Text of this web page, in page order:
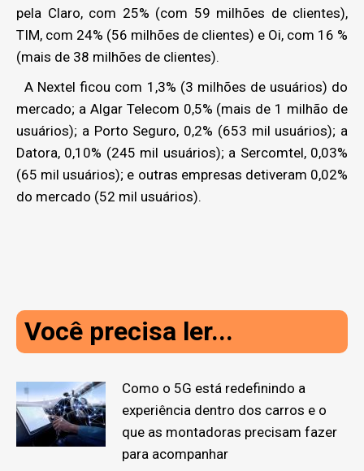
pela Claro, com 25% (com 59 milhões de clientes),
TIM, com 24% (56 milhões de clientes) e Oi, com 16 %
(mais de 38 milhões de clientes).
A Nextel ficou com 1,3% (3 milhões de usuários) do
mercado; a Algar Telecom 0,5% (mais de 1 milhão de
usuários); a Porto Seguro, 0,2% (653 mil usuários); a
Datora, 0,10% (245 mil usuários); a Sercomtel, 0,03%
(65 mil usuários); e outras empresas detiveram 0,02%
do mercado (52 mil usuários).
Você precisa ler...
Como o 5G está redefinindo a
experiência dentro dos carros e o
que as montadoras precisam fazer
para acompanhar